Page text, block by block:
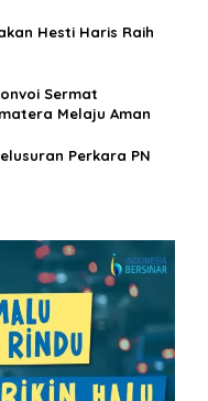
Hesti Haris Raih
Sermat
Melaju Aman
Perkara PN